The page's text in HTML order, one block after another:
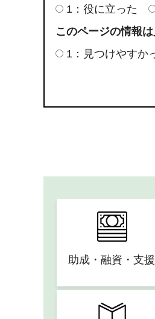
1：役に立った
このページの情報
1：見つけやすか
助成・融資・支援